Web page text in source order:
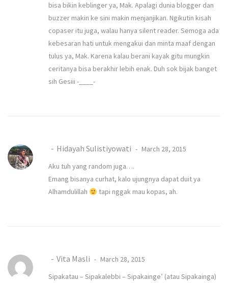
bisa bikin keblinger ya, Mak. Apalagi dunia blogger dan
buzzer makin ke sini makin menjanjikan. Ngikutin kisah
copaser itu juga, walau hanya silent reader. Semoga ada
kebesaran hati untuk mengakui dan minta maaf dengan
tulus ya, Mak. Karena kalau berani kayak gitu mungkin
ceritanya bisa berakhir lebih enak. Duh sok bijak banget
sih Gesiii -____-
Hidayah Sulistiyowati
March 28, 2015
Aku tuh yang random juga….
Emang bisanya curhat, kalo ujungnya dapat duit ya
Alhamdulillah
tapi nggak mau kopas, ah.
Vita Masli
March 28, 2015
Sipakatau – Sipakalebbi – Sipakainge’ (atau Sipakainga)